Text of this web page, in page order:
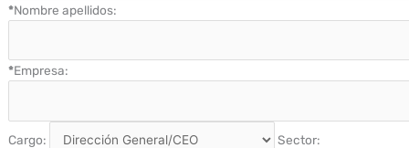
*Nombre apellidos:
*Empresa:
Cargo: Sector: